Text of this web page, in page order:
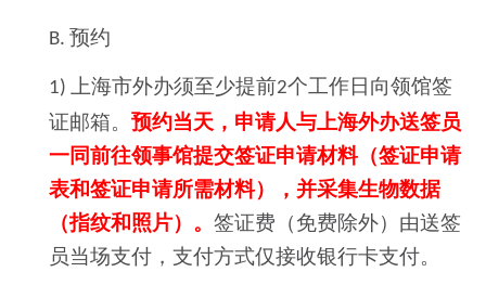
B. 预约
1) 上海市外办须至少提前2个工作日向领馆签
证邮箱。 预约当天，申请人与上海外办送签员
一同前往领事馆提交签证申请材料（签证申请
表和签证申请所需材料），并采集生物数据
（指纹和照片）。 签证费（免费除外）由送签
员当场支付，支付方式仅接收银行卡支付。